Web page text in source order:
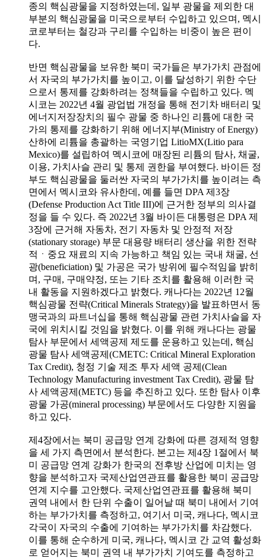
종의 핵심광물을 지정하였는데, 일부 광물을 제외한 대
부분의 핵심광물을 미국으로부터 수입하고 있으며, 멕시
코로부터는 철강과 구리를 수입하는 비중이 높은 편이
다.
반면 핵심광물을 보유한 북미 국가들은 부가가치 관점에
서 자국의 부가가치를 높이고, 이를 달성하기 위한 수단
으로서 통제를 강화하려는 정책들을 수립하고 있다. 멕
시코는 2022년 4월 광업법 개정을 통해 전기차 배터리 및
에너지저장장치의 필수 광물 중 하나인 리튬에 대한 국
가의 통제를 강화하기 위해 에너지부(Ministry of Energy)
산하에 리튬을 총괄하는 국영기업 LitioMX(Litio para
Mexico)를 설립하여 멕시코에 매장된 리튬의 탐사, 채굴,
이용, 가치사슬 관리 및 통제 권한을 부여했다. 바이든 정
부도 핵심광물을 둘러싼 자국의 부가가치를 높이려는 측
면에서 멕시코와 유사한데, 예를 들면 DPA 제3장
(Defense Production Act Title III)에 근거한 정부의 의사결
정을 들 수 있다. 즉 2022년 3월 바이든 대통령은 DPA 제
3장에 근거해 자동차, 전기 자동차 및 안정적 저장
(stationary storage) 부문 대용량 배터리 생산을 위한 전략
적ㆍ중요 재료의 지속 가능하고 책임 있는 국내 채굴, 선
광(beneficiation) 및 가공은 국가 방위에 필수적임을 밝히
며, 구매, 구매약정, 또는 기타 조치를 활용해 이러한 국
내 활동을 지원하겠다고 밝혔다. 캐나다는 2022년 12월
핵심광물 전략(Critical Minerals Strategy)을 발표하면서 동
맹국과의 파트너십을 통해 핵심광물 관련 가치사슬을 자
국에 위치시킬 것임을 밝혔다. 이를 위해 캐나다는 광물
탐사 부문에서 세액공제 제도를 운용하고 있는데, 핵심
광물 탐사 세액공제(CMETC: Critical Mineral Exploration
Tax Credit), 청정 기술 제조 투자 세액 공제(Clean
Technology Manufacturing investment Tax Credit), 광물 탐
사 세액공제(METC) 등을 추진하고 있다. 또한 탐사 이후
광물 가공(mineral processing) 부문에서도 다양한 지원을
하고 있다.
제4장에서는 북미 공급망 연계 강화에 따른 경제적 영향
을 세 가지 측면에서 분석한다. 본고는 제4장 1절에서 북
미 공급망 연계 강화가 한국의 전후방 산업에 미치는 영
향을 분석하고자 국제산업연관표를 활용한 북미 공급망
연계 지수를 고안했다. 국제산업연관표를 활용해 북미
권역 내에서 한 단위 수출이 일어날 때 북미 내에서 기여
하는 부가가치를 측정하고, 여기서 미국, 캐나다, 멕시코
각국이 자국의 수출에 기여하는 부가가치를 차감했다.
이를 통해 순수하게 미국, 캐나다, 멕시코 간 교역 활성화
로 얻어지는 북미 권역 내 부가가치 기여도를 측정하고